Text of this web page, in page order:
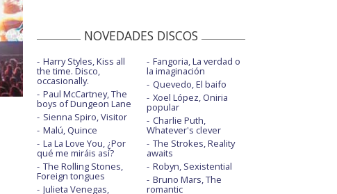
NOVEDADES DISCOS
Harry Styles, Kiss all
the time. Disco,
occasionally.
Paul McCartney, The
boys of Dungeon Lane
Sienna Spiro, Visitor
Malú, Quince
La La Love You, ¿Por
qué me miráis así?
The Rolling Stones,
Foreign tongues
Julieta Venegas,
Fangoria, La verdad o
la imaginación
Quevedo, El baifo
Xoel López, Oniria
popular
Charlie Puth,
Whatever's clever
The Strokes, Reality
awaits
Robyn, Sexistential
Bruno Mars, The
romantic